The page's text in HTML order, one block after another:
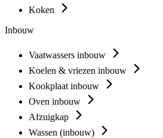
Koken
Inbouw
Vaatwassers inbouw
Koelen & vriezen inbouw
Kookplaat inbouw
Oven inbouw
Afzuigkap
Wassen (inbouw)